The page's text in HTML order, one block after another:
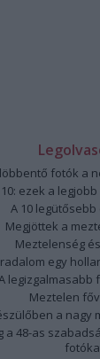
fotók a
ezek a
A 10
Megjöttek a
Meztelenség
egy
legizgalmasabb
Meztelen
a nagy
a 48-as